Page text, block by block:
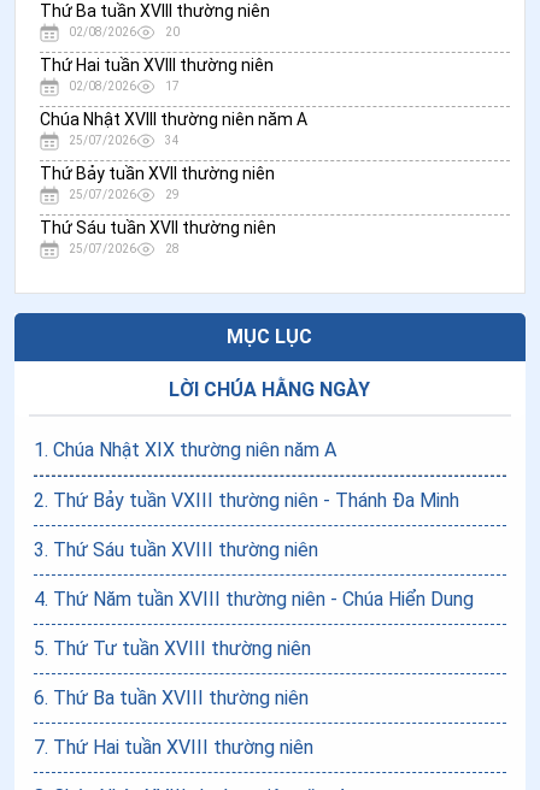
Thứ Ba tuần XVIII thường niên
02/08/2026 20
Thứ Hai tuần XVIII thường niên
02/08/2026 17
Chúa Nhật XVIII thường niên năm A
25/07/2026 34
Thứ Bảy tuần XVII thường niên
25/07/2026 29
Thứ Sáu tuần XVII thường niên
25/07/2026 28
MỤC LỤC
LỜI CHÚA HẰNG NGÀY
1. Chúa Nhật XIX thường niên năm A
2. Thứ Bảy tuần VXIII thường niên - Thánh Đa Minh
3. Thứ Sáu tuần XVIII thường niên
4. Thứ Năm tuần XVIII thường niên - Chúa Hiển Dung
5. Thứ Tư tuần XVIII thường niên
6. Thứ Ba tuần XVIII thường niên
7. Thứ Hai tuần XVIII thường niên